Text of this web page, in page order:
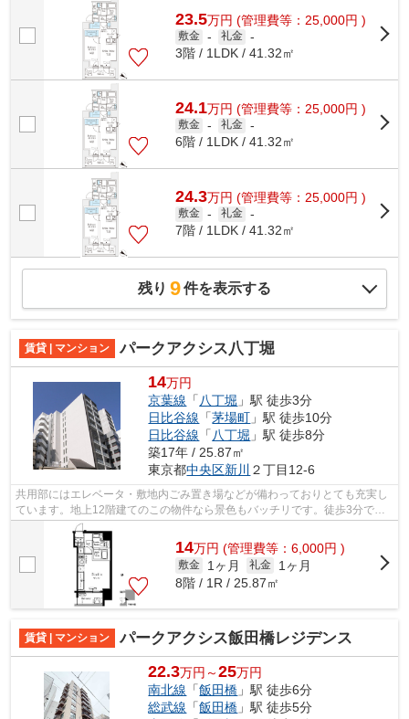
23.5万円 (管理費等：25,000円 )
敷金 - 礼金 -
3階 / 1LDK / 41.32㎡
24.1万円 (管理費等：25,000円 )
敷金 - 礼金 -
6階 / 1LDK / 41.32㎡
24.3万円 (管理費等：25,000円 )
敷金 - 礼金 -
7階 / 1LDK / 41.32㎡
残り 9件を表示する
賃貸 | マンション パークアクシス八丁堀
14万円
京葉線 「八丁堀 」駅 徒歩3分
日比谷線 「茅場町 」駅 徒歩10分
日比谷線 「八丁堀 」駅 徒歩8分
築17年 / 25.87㎡
東京都中央区新川 ２丁目12-6
共用部にはエレベータ・敷地内ごみ置き場などが備わっておりとても充実し
ています。地上12階建てのこの物件なら景色もバッチリです。徒歩3分で駅
にアクセスできる物件です。マンション...
14万円 (管理費等：6,000円 )
敷金 1ヶ月 礼金
1ヶ月
8階 / 1R / 25.87㎡
賃貸 | マンション パークアクシス飯田橋レジデンス
22.3万円～25万円
南北線 「飯田橋 」駅 徒歩6分
総武線 「飯田橋 」駅 徒歩5分